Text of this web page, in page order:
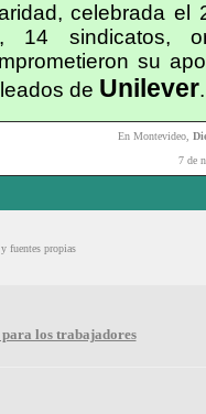
celebrada el
, 14 sindicatos,
su
de Unilever.
En Montevideo,
7 de
y fuentes propias
los trabajadores